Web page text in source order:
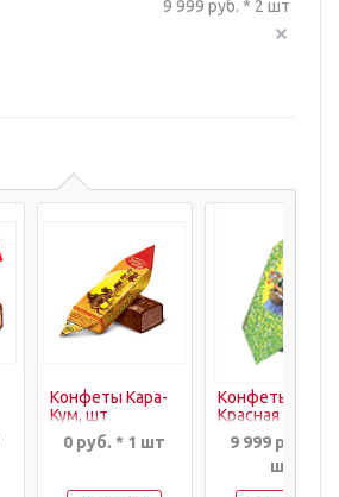
9 999 руб. * 2 шт
Конфеты Кара-
Кум, шт
0 руб. * 1 шт
Конфеты
Красная
Шапочка, шт.
9 999 руб. * 1
шт